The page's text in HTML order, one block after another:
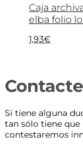
Caja
elba folio
1,93€
Si tiene alguna
tan sólo tiene
contestaremos